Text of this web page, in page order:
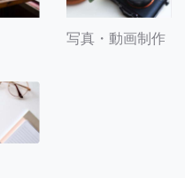
写真・動画制作